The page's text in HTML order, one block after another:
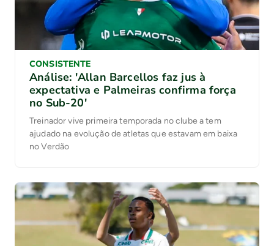
CONSISTENTE
Análise: 'Allan Barcellos faz jus à
expectativa e Palmeiras confirma força
no Sub-20'
Treinador vive primeira temporada no clube a tem
ajudado na evolução de atletas que estavam em baixa
no Verdão